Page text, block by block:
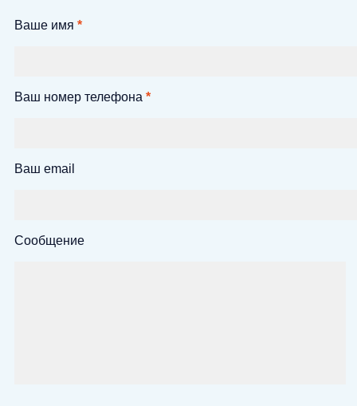
Ваше имя *
Ваш номер телефона *
Ваш email
Сообщение